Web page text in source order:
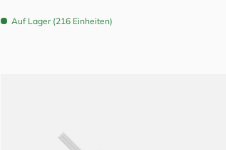
Auf Lager (216 Einheiten)